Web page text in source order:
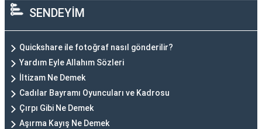
SENDEYİM
Quickshare ile fotoğraf nasıl gönderilir?
Yardım Eyle Allahım Sözleri
İltizam Ne Demek
Cadılar Bayramı Oyuncuları ve Kadrosu
Çırpı Gibi Ne Demek
Aşırma Kayış Ne Demek